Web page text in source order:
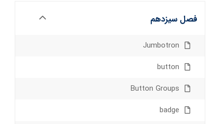
فصل سیزدهم
Jumbotron
button
Button Groups
badge